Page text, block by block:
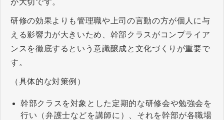
が大切です。
研修の効果よりも管理職や上司の言動の方が個人に与
える影響力が大きいため、幹部クラスがコンプライア
ンスを徹底するという意識醸成と文化づくりが重要で
す。
（具体的な対策例）
幹部クラスを対象とした定期的な研修会や勉強会を
行い（弁護士などを講師に）、それを幹部が各職場